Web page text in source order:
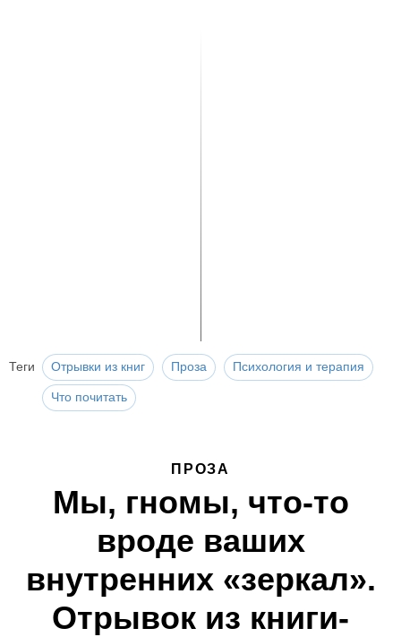
Теги Отрывки из книг Проза Психология и терапия
Что почитать
ПРОЗА
Мы, гномы, что-то
вроде ваших
внутренних «зеркал».
Отрывок из книги-